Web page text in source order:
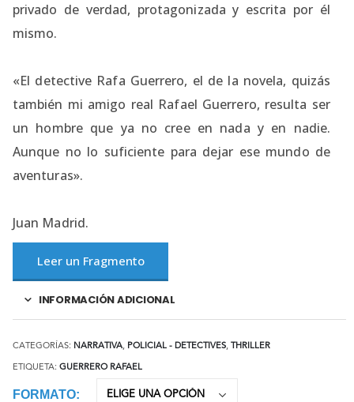
privado de verdad, protagonizada y escrita por él
mismo.
«El detective Rafa Guerrero, el de la novela, quizás
también mi amigo real Rafael Guerrero, resulta ser
un hombre que ya no cree en nada y en nadie.
Aunque no lo suficiente para dejar ese mundo de
aventuras».
Juan Madrid.
Leer un Fragmento
INFORMACIÓN ADICIONAL
CATEGORÍAS: NARRATIVA, POLICIAL - DETECTIVES, THRILLER
ETIQUETA: GUERRERO RAFAEL
FORMATO